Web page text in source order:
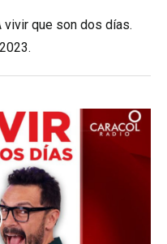
vivir que son dos días.